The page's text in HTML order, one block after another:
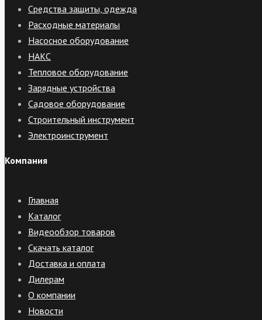
Средства защиты, одежда
Расходные материалы
Насосное оборудование
НАКС
Тепловое оборудование
Зарядные устройства
Садовое оборудование
Строительный инструмент
Электроинструмент
Компания
Главная
Каталог
Видеообзор товаров
Скачать каталог
Доставка и оплата
Дилерам
О компании
Новости